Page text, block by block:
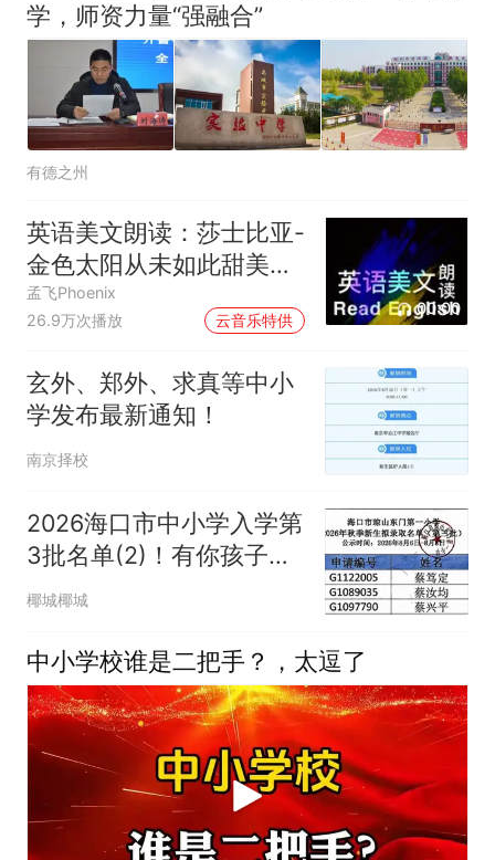
学，师资力量“强融合”
有德之州
英语美文朗读：莎士比亚-
金色太阳从未如此甜美吻
过
孟飞Phoenix
26.9万次播放
云音乐特供
00:00
玄外、郑外、求真等中小
学发布最新通知！
南京择校
2026海口市中小学入学第
3批名单(2)！有你孩子
吗？
椰城椰城
中小学校谁是二把手？，太逗了